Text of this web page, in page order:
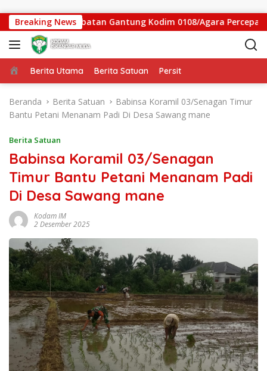
Breaking News
Satgas Jembatan Gantung Kodim 0108/Agara Percepat
Beranda
Berita Utama Berita Satuan Persit
Beranda Berita Satuan
Babinsa Koramil 03/Senagan Timur
Bantu Petani Menanam Padi Di Desa Sawang mane
Berita Satuan
Babinsa Koramil 03/Senagan
Timur Bantu Petani Menanam Padi
Di Desa Sawang mane
Kodam IM
2 Desember 2025